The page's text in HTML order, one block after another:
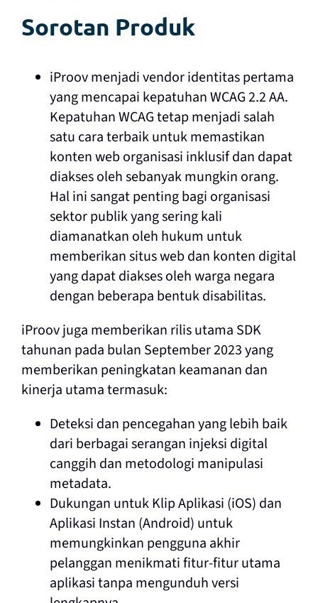
Sorotan Produk
iProov menjadi vendor identitas pertama
yang mencapai kepatuhan WCAG 2.2 AA.
Kepatuhan WCAG tetap menjadi salah
satu cara terbaik untuk memastikan
konten web organisasi inklusif dan dapat
diakses oleh sebanyak mungkin orang.
Hal ini sangat penting bagi organisasi
sektor publik yang sering kali
diamanatkan oleh hukum untuk
memberikan situs web dan konten digital
yang dapat diakses oleh warga negara
dengan beberapa bentuk disabilitas.
iProov juga memberikan rilis utama SDK
tahunan pada bulan September 2023yang
memberikan peningkatan keamanan dan
kinerja utama termasuk:
Deteksi dan pencegahan yang lebih baik
dari berbagai serangan injeksi digital
canggih dan metodologi manipulasi
metadata.
Dukungan untukKlip Aplikasi (iOS) dan
Aplikasi Instan (Android) untuk
memungkinkan pengguna akhir
pelanggan menikmati fitur-fitur utama
aplikasi tanpa mengunduh versi